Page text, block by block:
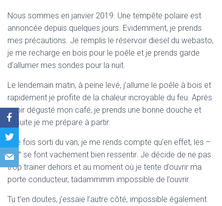
Nous sommes en janvier 2019. Une tempête polaire est
annoncée depuis quelques jours. Evidemment, je prends
mes précautions. Je remplis le réservoir diesel du webasto,
je me recharge en bois pour le poêle et je prends garde
d’allumer mes sondes pour la nuit.
Le lendemain matin, à peine levé, j’allume le poêle à bois et
rapidement je profite de la chaleur incroyable du feu. Après
avoir dégusté mon café, je prends une bonne douche et
ensuite je me prépare à partir.
Une fois sorti du van, je me rends compte qu’en effet, les –
18 ° se font vachement bien ressentir. Je décide de ne pas
trop trainer dehors et au moment où je tente d’ouvrir ma
porte conducteur, tadammmm impossible de l’ouvrir.
Tu t’en doutes, j’essaie l’autre côté, impossible également.